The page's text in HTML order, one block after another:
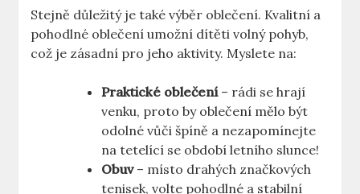
Stejně důležitý je také výběr oblečení. Kvalitní a
pohodlné oblečení umožní dítěti volný pohyb,
což je zásadní pro jeho aktivity. Myslete na:
Praktické oblečení– rádi se hrají
venku, proto by oblečení mělo být
odolné vůči špíně a nezapomínejte
na tetelící se období letního slunce!
Obuv– místo drahých značkových
tenisek, volte pohodlné a stabilní